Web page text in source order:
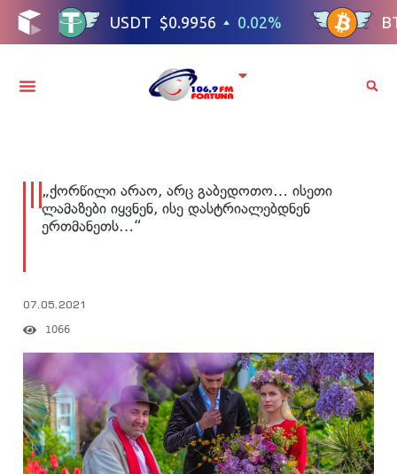
„ქორწილი არაო, არც გაბედოთო… ისეთი
ლამაზები იყვნენ, ისე დასტრიალებდნენ
ერთმანეთს…“
07.05.2021
1066